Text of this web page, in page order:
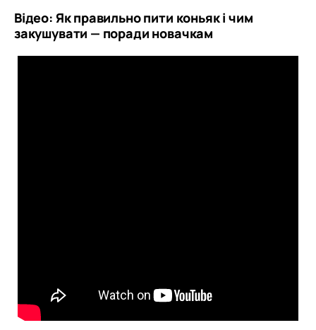
Відео: Як правильно пити коньяк і чим
закушувати — поради новачкам